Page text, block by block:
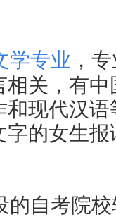
学专业 ，
相关，有
现代汉
的女生
的自考院